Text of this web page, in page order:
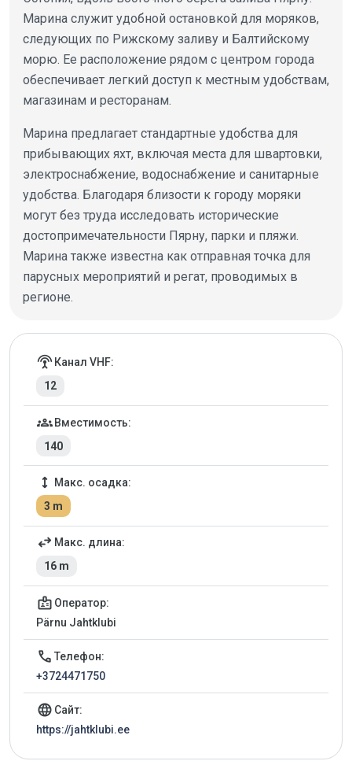
Марина служит удобной остановкой для моряков,
следующих по Рижскому заливу и Балтийскому
морю. Ее расположение рядом с центром города
обеспечивает легкий доступ к местным удобствам,
магазинам и ресторанам.
Марина предлагает стандартные удобства для
прибывающих яхт, включая места для швартовки,
электроснабжение, водоснабжение и санитарные
удобства. Благодаря близости к городу моряки
могут без труда исследовать исторические
достопримечательности Пярну, парки и пляжи.
Марина также известна как отправная точка для
парусных мероприятий и регат, проводимых в
регионе.
Детали марины
settings_input_antenna Канал VHF:
12
groups Вместимость:
140
height
Макс. осадка:
3 m
swap_horiz Макс. длина:
16 m
badge Оператор:
Pärnu Jahtklubi
call Телефон:
+3724471750
language Сайт:
https://jahtklubi.ee